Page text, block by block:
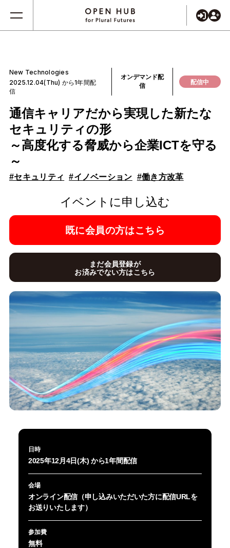
New Technologies
2025.12.04(Thu) から1年間配
信
オンデマンド配
信
配信中
通信キャリアだから実現した新たな
セキュリティの形
～高度化する脅威から企業ICTを守る
～
#セキュリティ #イノベーション #働き方改革
イベントに申し込む
既に会員の方はこちら
まだ会員登録が
お済みでない方はこちら
日時
2025年12月4日(木) から1年間配信
会場
オンライン配信（申し込みいただいた方に配信URLを
お送りいたします）
参加費
無料